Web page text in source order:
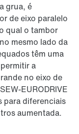
grua, é
de eixo paralelo
qual o tambor
mesmo lado da
têm uma
a
no eixo de
EURODRIVE
para diferenciais
aumentada.